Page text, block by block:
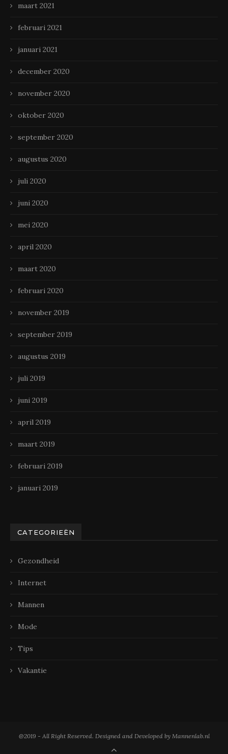
maart 2021
februari 2021
januari 2021
december 2020
november 2020
oktober 2020
september 2020
augustus 2020
juli 2020
juni 2020
mei 2020
april 2020
maart 2020
februari 2020
november 2019
september 2019
augustus 2019
juli 2019
juni 2019
april 2019
maart 2019
februari 2019
januari 2019
CATEGORIEËN
Gezondheid
Internet
Mannen
Mode
Tips
Vakantie
@2019 - All Right Reserved. Designed and Developed by Mannenlab.nl